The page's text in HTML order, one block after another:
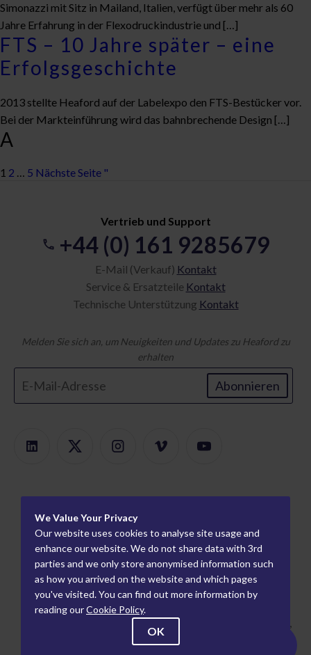
Simonazzi mit Sitz in Mailand, Italien, verfügt über mehr als 60
Jahre Erfahrung in der Flexodruckindustrie und […]
FTS – 10 Jahre später – eine
Erfolgsgeschichte
2013 stellte Heaford auf der Labelexpo den FTS-Bestücker vor.
Bei der Markteinführung wird das bahnbrechende Design […]
A
1 2 … 5 Nächste Seite "
Vertrieb und Support
+44 (0) 161 9285679
E-Mail (Verkauf) Kontakt
Service & Ersatzteile Kontakt
Technische Unterstützung Kontakt
Melden Sie sich an, um Neuigkeiten und Updates zu Heaford zu
erhalten
Abonnieren
Produkte
Produktfinder
Modulare Halterung
Plattenmontierer
Flexo-Proofing
Tiefdruck-Proofing
Karriere
Wie wir arbeiten
Wer wir sind
Veranstaltungen
Information
Weltweite Partner
Industriepartner
Datenschutzrichtlinie
9 Century Park, Pacific Rd, Altrincham, Cheshire, England,
WA14 5BJ
OK
We Value Your Privacy
Our website uses cookies to analyse site usage and
enhance our website. We do not share data with 3rd
parties and we only store anonymised information such
as how you arrived on the website and which pages
you've visited. You can find out more information by
reading ourCookie Policy.